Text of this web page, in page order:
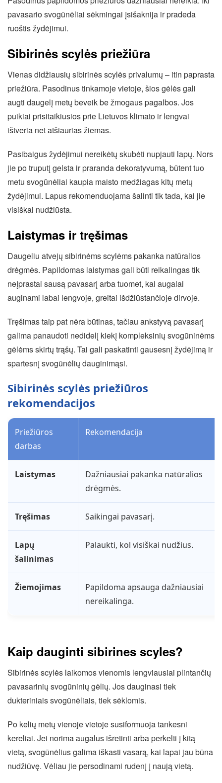
pavasario svogūnėliai sėkmingai įsišaknija ir pradeda
ruoštis žydėjimui.
Sibirinės scylės priežiūra
Vienas didžiausių sibirinės scylės privalumų – itin paprasta
priežiūra. Pasodinus tinkamoje vietoje, šios gėlės gali
augti daugelį metų beveik be žmogaus pagalbos. Jos
puikiai prisitaikiusios prie Lietuvos klimato ir lengvai
ištveria net atšiaurias žiemas.
Pasibaigus žydėjimui nereikėtų skubėti nupjauti lapų. Nors
jie po truputį gelsta ir praranda dekoratyvumą, būtent tuo
metu svogūnėliai kaupia maisto medžiagas kitų metų
žydėjimui. Lapus rekomenduojama šalinti tik tada, kai jie
visiškai nudžiūsta.
Laistymas ir tręšimas
Daugeliu atvejų sibirinėms scylėms pakanka natūralios
drėgmės. Papildomas laistymas gali būti reikalingas tik
neįprastai sausą pavasarį arba tuomet, kai augalai
auginami labai lengvoje, greitai išdžiūstančioje dirvoje.
Tręšimas taip pat nėra būtinas, tačiau ankstyvą pavasarį
galima panaudoti nedidelį kiekį kompleksinių svogūninėms
gėlėms skirtų trąšų. Tai gali paskatinti gausesnį žydėjimą ir
spartesnį svogūnėlių dauginimąsi.
Sibirinės scylės priežiūros
rekomendacijos
Priežiūros
darbas
Rekomendacija
Laistymas
Dažniausiai pakanka natūralios
drėgmės.
Tręšimas Saikingai pavasarį.
Lapų
šalinimas
Palaukti, kol visiškai nudžius.
Žiemojimas
Papildoma apsauga dažniausiai
nereikalinga.
Kaip dauginti sibirines scyles?
Sibirinės scylės laikomos vienomis lengviausiai plintančių
pavasarinių svogūninių gėlių. Jos dauginasi tiek
dukteriniais svogūnėliais, tiek sėklomis.
Po kelių metų vienoje vietoje susiformuoja tankesni
kereliai. Jei norima augalus išretinti arba perkelti į kitą
vietą, svogūnėlius galima iškasti vasarą, kai lapai jau būna
nudžiūvę. Vėliau jie persodinami rudenį į naują vietą.